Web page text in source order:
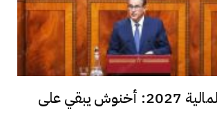
قانون المالية 2027: أخنوش يبقي على